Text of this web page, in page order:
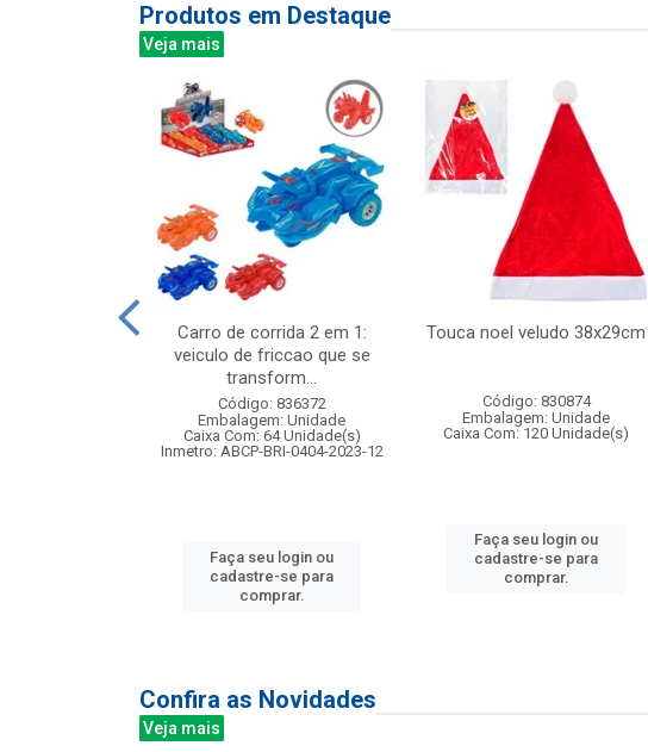
Produtos em Destaque
Veja mais
Carro de corrida 2 em 1:
veiculo de friccao que se
transform...
Código: 836372
Embalagem: Unidade
Caixa Com: 64 Unidade(s)
Inmetro: ABCP-BRI-0404-2023-12
Faça seu login ou
cadastre-se para
comprar.
Touca noel veludo 38x29cm
Código: 830874
Embalagem: Unidade
Caixa Com: 120 Unidade(s)
Faça seu login ou
cadastre-se para
comprar.
Confira as Novidades
Veja mais